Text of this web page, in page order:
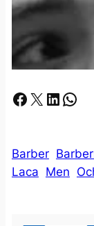
Facebook X LinkedIn Whatsapp
Barber
Laca Men